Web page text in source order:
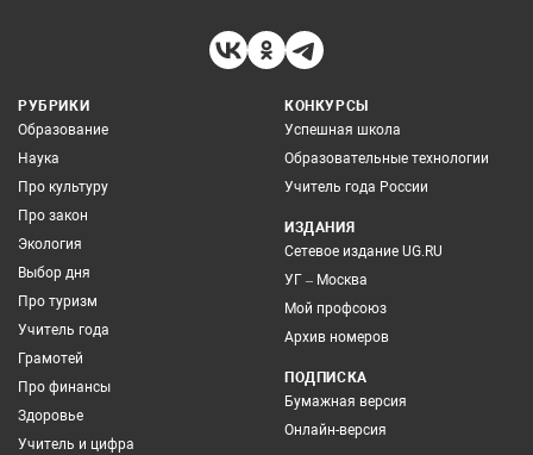
РУБРИКИ
Образование
Наука
Про культуру
Про закон
Экология
Выбор дня
Про туризм
Учитель года
Грамотей
Про финансы
Здоровье
Учитель и цифра
КОНКУРСЫ
Успешная школа
Образовательные технологии
Учитель года России
ИЗДАНИЯ
Сетевое издание UG.RU
УГ – Москва
Мой профсоюз
Архив номеров
ПОДПИСКА
Бумажная версия
Онлайн-версия